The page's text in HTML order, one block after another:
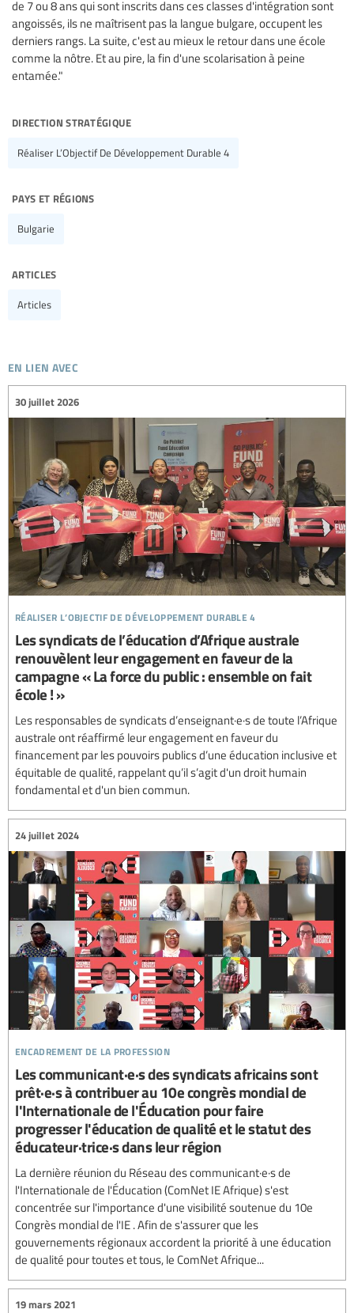
de 7 ou 8 ans qui sont inscrits dans ces classes d'intégration sont
angoissés, ils ne maîtrisent pas la langue bulgare, occupent les
derniers rangs. La suite, c'est au mieux le retour dans une école
comme la nôtre. Et au pire, la fin d'une scolarisation à peine
entamée."
direction stratégique
Réaliser L’Objectif De Développement Durable 4
pays et régions
Bulgarie
articles
Articles
en lien avec
réaliser l’objectif de développement durable 4
30 juillet 2026
Les syndicats de l’éducation d’Afrique australe
renouvèlent leur engagement en faveur de la
campagne « La force du public : ensemble on fait
école ! »
Les responsables de syndicats d’enseignant·e·s de toute l’Afrique
australe ont réaffirmé leur engagement en faveur du
financement par les pouvoirs publics d’une éducation inclusive et
équitable de qualité, rappelant qu’il s’agit d'un droit humain
fondamental et d'un bien commun.
encadrement de la profession
24 juillet 2024
Les communicant·e·s des syndicats africains sont
prêt·e·s à contribuer au 10e congrès mondial de
l'Internationale de l'Éducation pour faire
progresser l'éducation de qualité et le statut des
éducateur·trice·s dans leur région
La dernière réunion du Réseau des communicant·e·s de
l'Internationale de l'Éducation (ComNet IE Afrique) s'est
concentrée sur l'importance d'une visibilité soutenue du 10e
Congrès mondial de l'IE . Afin de s'assurer que les
gouvernements régionaux accordent la priorité à une éducation
de qualité pour toutes et tous, le ComNet Afrique...
19 mars 2021